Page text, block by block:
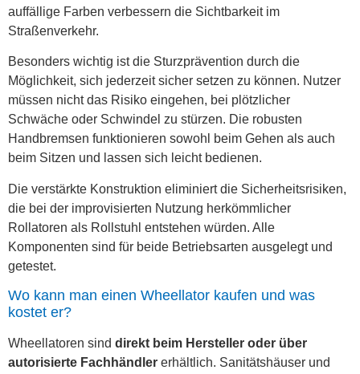
auffällige Farben verbessern die Sichtbarkeit im
Straßenverkehr.
Besonders wichtig ist die Sturzprävention durch die
Möglichkeit, sich jederzeit sicher setzen zu können. Nutzer
müssen nicht das Risiko eingehen, bei plötzlicher
Schwäche oder Schwindel zu stürzen. Die robusten
Handbremsen funktionieren sowohl beim Gehen als auch
beim Sitzen und lassen sich leicht bedienen.
Die verstärkte Konstruktion eliminiert die Sicherheitsrisiken,
die bei der improvisierten Nutzung herkömmlicher
Rollatoren als Rollstuhl entstehen würden. Alle
Komponenten sind für beide Betriebsarten ausgelegt und
getestet.
Wo kann man einen Wheellator kaufen und was
kostet er?
Wheellatoren sind direkt beim Hersteller oder über
autorisierte Fachhändler erhältlich. Sanitätshäuser und